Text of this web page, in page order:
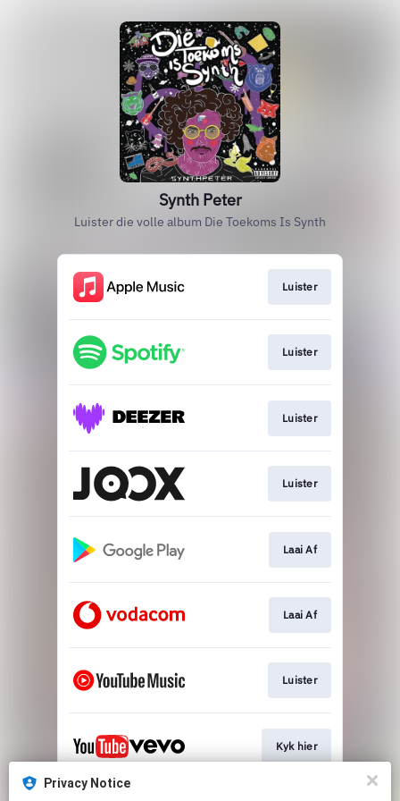
Privacy Notice
Synth Peter
Luister die volle album Die Toekoms Is Synth
Luister
Luister
Luister
Luister
Laai Af
Laai Af
Luister
Kyk hier